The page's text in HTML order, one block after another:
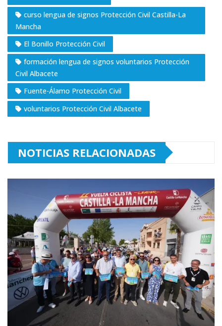
curso lengua de signos Protección Civil Castilla-La
Mancha
El Bonillo Protección Civil
formación lengua de signos voluntarios Protección
Civil Albacete
Fuente-Álamo Protección Civil
voluntarios Protección Civil Albacete
NOTICIAS RELACIONADAS